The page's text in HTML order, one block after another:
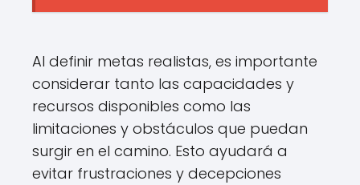
Al definir metas realistas, es importante
considerar tanto las capacidades y
recursos disponibles como las
limitaciones y obstáculos que puedan
surgir en el camino. Esto ayudará a
evitar frustraciones y decepciones